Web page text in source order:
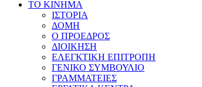
ΤΟ ΚΙΝΗΜΑ
ΙΣΤΟΡΙΑ
ΔΟΜΗ
Ο ΠΡΟΕΔΡΟΣ
ΔΙΟΙΚΗΣΗ
ΕΛΕΓΚΤΙΚΗ ΕΠΙΤΡΟΠΗ
ΓΕΝΙΚΟ ΣΥΜΒΟΥΛΙΟ
ΓΡΑΜΜΑΤΕΙΕΣ